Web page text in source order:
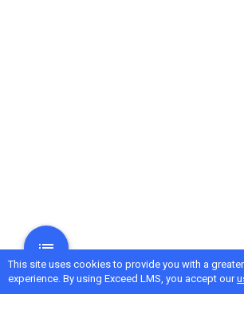
This site uses cookies to provide you with a
experience. By using Exceed LMS, you accept our